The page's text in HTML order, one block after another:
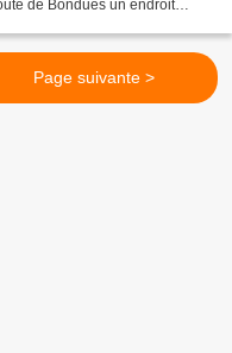
de Bondues un endroit
Page suivante >